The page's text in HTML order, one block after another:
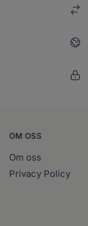
OM OSS
Om oss
Privacy Policy